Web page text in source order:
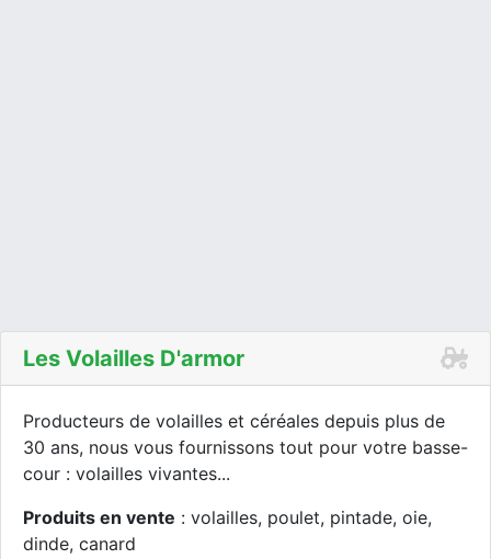
Les Volailles D'armor
Producteurs de volailles et céréales depuis plus de
30 ans, nous vous fournissons tout pour votre basse-
cour : volailles vivantes...
Produits en vente : volailles, poulet, pintade, oie,
dinde, canard